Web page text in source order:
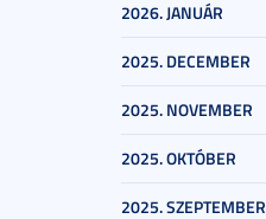
2026. JANUÁR
2025. DECEMBER
2025. NOVEMBER
2025. OKTÓBER
2025. SZEPTEMBER